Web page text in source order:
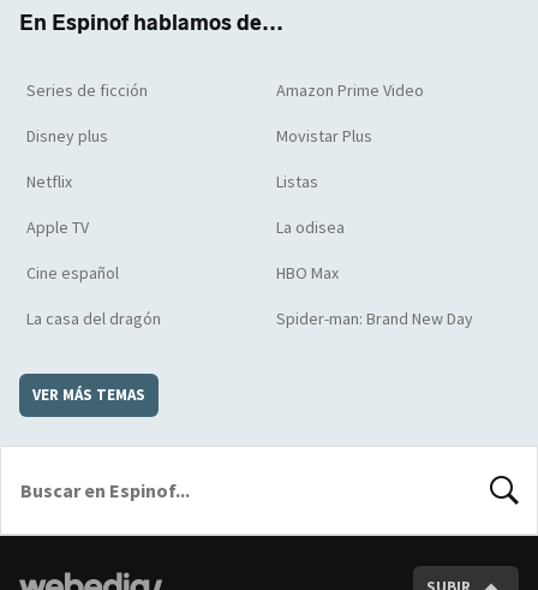
En Espinof hablamos de...
Series de ficción Amazon Prime Video
Disney plus Movistar Plus
Netflix Listas
Apple TV La odisea
Cine español HBO Max
La casa del dragón Spider-man: Brand New Day
VER MÁS TEMAS